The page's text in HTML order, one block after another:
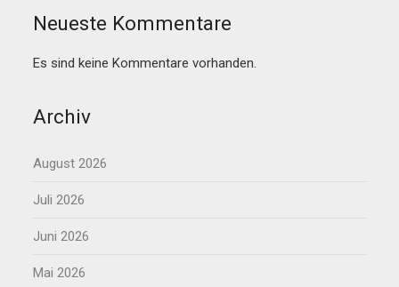
Neueste Kommentare
Es sind keine Kommentare vorhanden.
Archiv
August 2026
Juli 2026
Juni 2026
Mai 2026